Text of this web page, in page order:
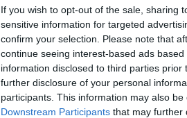
If you wish to opt-out of the sale, sharing
sensitive information for targeted
confirm your selection. Please note that
continue seeing interest-based ads
information disclosed to third parties
further disclosure of your personal
participants. This information may also
Downstream Participants that may further
. Μπείτε στηνViber ομάδαμας και